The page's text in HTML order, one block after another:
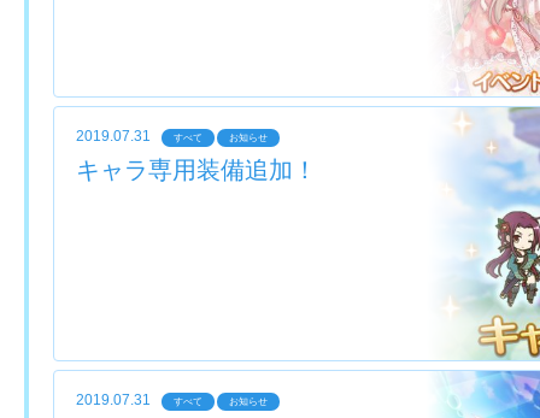
2019.07.31 すべて お知らせ
キャラ専用装備追加！
2019.07.31 すべて お知らせ